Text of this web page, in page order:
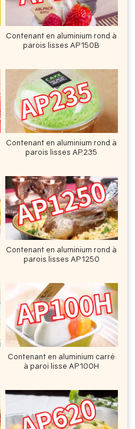
Contenant en aluminium rond à
parois lisses AP150B
Contenant en aluminium rond à
parois lisses AP235
Contenant en aluminium rond à
parois lisses AP1250
Contenant en aluminium carré
à paroi lisse AP100H